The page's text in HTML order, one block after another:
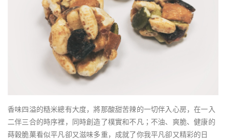
香味四溢的糙米總有大度，將那酸甜苦辣的一切伴入心房，在一入
二伴三合的時序裡，同時創造了樸實和不凡；不油、爽脆、健康的
蒔穀脆菓看似平凡卻又滋味多重，成就了你我平凡卻又精彩的日